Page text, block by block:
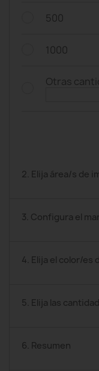
500
1000
Otras
2. Elija área/s de
3. Configura el
4. Elija el color/es
5. Elija las
6. Resumen